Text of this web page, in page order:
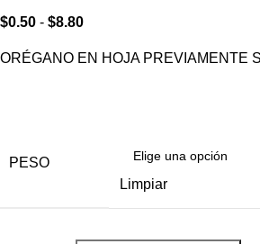
$0.50 - $8.80
ORÉGANO EN HOJA PREVIAMENTE
PESO
Limpiar